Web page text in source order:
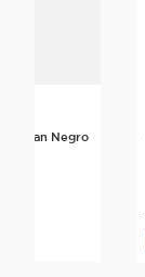
Urban Negro